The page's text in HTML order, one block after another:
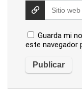
Guarda mi
este navegador